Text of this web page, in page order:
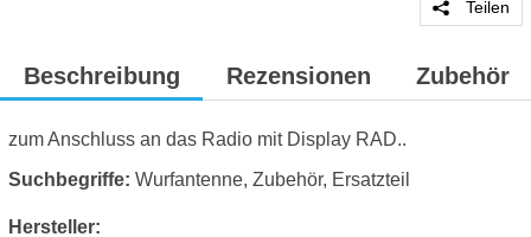
Teilen
Beschreibung Rezensionen Zubehör
zum Anschluss an das Radio mit Display RAD..
Suchbegriffe: Wurfantenne, Zubehör, Ersatzteil
Hersteller: